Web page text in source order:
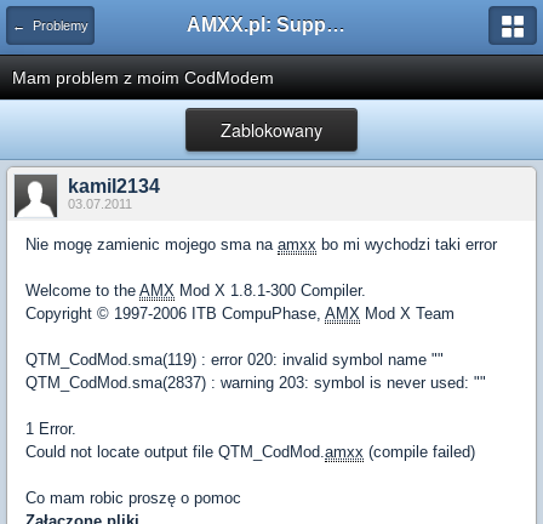
← Problemy AMXX.pl: Support AMX Mod X i SourceMod
Mam problem z moim CodModem
Zablokowany
kamil2134
03.07.2011
Nie mogę zamienic mojego sma na amxx bo mi wychodzi taki error
Welcome to the AMX Mod X 1.8.1-300 Compiler.
Copyright © 1997-2006 ITB CompuPhase, AMX Mod X Team
QTM_CodMod.sma(119) : error 020: invalid symbol name ""
QTM_CodMod.sma(2837) : warning 203: symbol is never used: ""
1 Error.
Could not locate output file QTM_CodMod.amxx (compile failed)
Co mam robic proszę o pomoc